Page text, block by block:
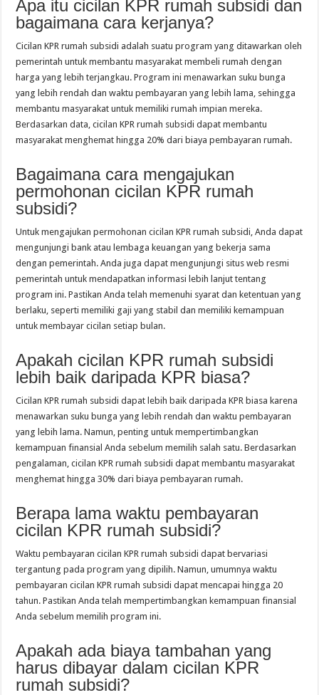
Apa itu cicilan KPR rumah subsidi dan
bagaimana cara kerjanya?
Cicilan KPR rumah subsidi adalah suatu program yang ditawarkan oleh
pemerintah untuk membantu masyarakat membeli rumah dengan
harga yang lebih terjangkau. Program ini menawarkan suku bunga
yang lebih rendah dan waktu pembayaran yang lebih lama, sehingga
membantu masyarakat untuk memiliki rumah impian mereka.
Berdasarkan data, cicilan KPR rumah subsidi dapat membantu
masyarakat menghemat hingga 20% dari biaya pembayaran rumah.
Bagaimana cara mengajukan
permohonan cicilan KPR rumah
subsidi?
Untuk mengajukan permohonan cicilan KPR rumah subsidi, Anda dapat
mengunjungi bank atau lembaga keuangan yang bekerja sama
dengan pemerintah. Anda juga dapat mengunjungi situs web resmi
pemerintah untuk mendapatkan informasi lebih lanjut tentang
program ini. Pastikan Anda telah memenuhi syarat dan ketentuan yang
berlaku, seperti memiliki gaji yang stabil dan memiliki kemampuan
untuk membayar cicilan setiap bulan.
Apakah cicilan KPR rumah subsidi
lebih baik daripada KPR biasa?
Cicilan KPR rumah subsidi dapat lebih baik daripada KPR biasa karena
menawarkan suku bunga yang lebih rendah dan waktu pembayaran
yang lebih lama. Namun, penting untuk mempertimbangkan
kemampuan finansial Anda sebelum memilih salah satu. Berdasarkan
pengalaman, cicilan KPR rumah subsidi dapat membantu masyarakat
menghemat hingga 30% dari biaya pembayaran rumah.
Berapa lama waktu pembayaran
cicilan KPR rumah subsidi?
Waktu pembayaran cicilan KPR rumah subsidi dapat bervariasi
tergantung pada program yang dipilih. Namun, umumnya waktu
pembayaran cicilan KPR rumah subsidi dapat mencapai hingga 20
tahun. Pastikan Anda telah mempertimbangkan kemampuan finansial
Anda sebelum memilih program ini.
Apakah ada biaya tambahan yang
harus dibayar dalam cicilan KPR
rumah subsidi?